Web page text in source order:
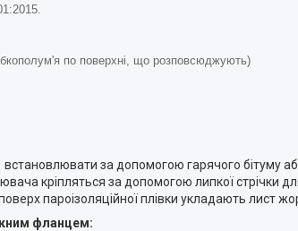
по поверхні, що розповсюджують)
за допомогою гарячого бітуму
кріпляться за допомогою липкої стрічки
пароізоляційної плівки укладають лист
фланцем: